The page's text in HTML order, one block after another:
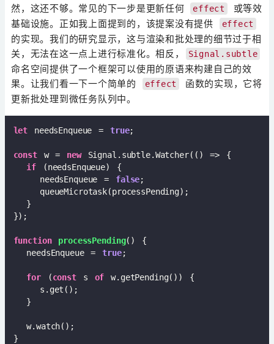
然，这还不够。常见的下一步是更新任何
effect
或等效
基础设施。正如我上面提到的，该提案没有提供
effect
的实现。我们的研究显示，这与渲染和批处理的细节过于相
关，无法在这一点上进行标准化。相反，
Signal.subtle
命名空间提供了一个框架可以使用的原语来构建自己的效
果。让我们看一下一个简单的
effect
函数的实现，它将
更新批处理到微任务队列中。
let needsEnqueue = true;
const w = new Signal.subtle.Watcher( () => {
if (needsEnqueue) {
    needsEnqueue =
false;
    queueMicrotask(processPending);
  }
});
function processPending( ) {
  needsEnqueue =
true;
for (const s of w.getPending()) {
    s.get();
  }
  w.watch();
}